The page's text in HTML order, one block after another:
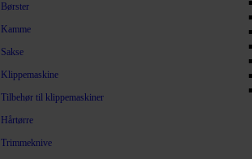
Børster
Kamme
Sakse
Klippemaskine
Tilbehør til klippemaskiner
Hårtørre
Trimmeknive